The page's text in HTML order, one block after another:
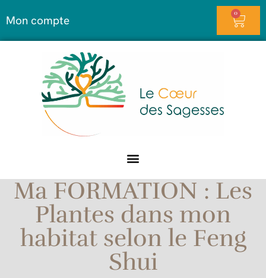
Mon compte 0
Ma FORMATION : Les
Plantes dans mon
habitat selon le Feng
Shui